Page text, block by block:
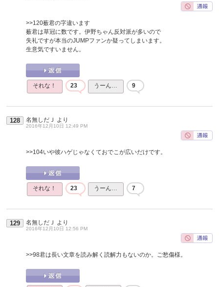
>>120薮君の字違います
薮君は草冠に数です。伊野ちゃん反対派が多いので
失礼ですが本当のJUMPファンか疑ってしまいます。
生意気ですいません。
それな！ 23 うーん… 9
128 名無しだＪ より
2016年12月10日 12:49 PM
>>104いや彼ハゲじゃなくておでこが広いだけです。
それな！ 23 うーん… 7
129 名無しだＪ より
2016年12月10日 12:56 PM
>>98君は長い文章を読み解く読解力もないのか。ご愁傷様。